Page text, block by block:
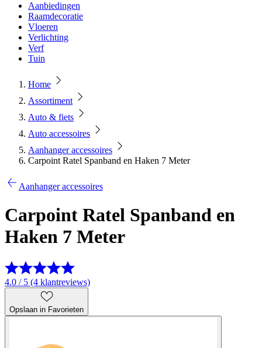
Aanbiedingen
Raamdecoratie
Vloeren
Verlichting
Verf
Tuin
Home
Assortiment
Auto & fiets
Auto accessoires
Aanhanger accessoires
Carpoint Ratel Spanband en Haken 7 Meter
Aanhanger accessoires
Carpoint Ratel Spanband en
Haken 7 Meter
4.0 / 5 (4 klantreviews)
Opslaan in Favorieten